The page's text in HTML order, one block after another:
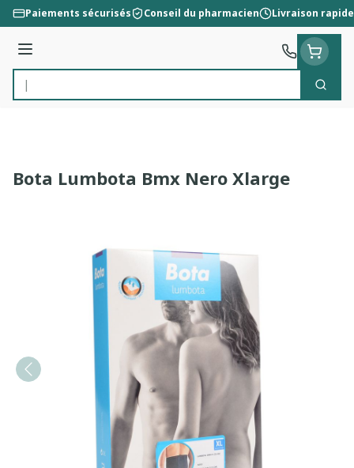
Aller au contenu
Paiements sécurisés Conseil du pharmacien Livraison rapide
Menu
Rechercher
Bota Lumbota Bmx Nero Xlarge